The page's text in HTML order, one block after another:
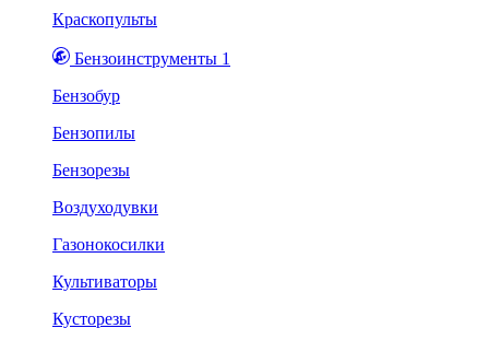
Краскопульты
Бензоинструменты 1
Бензобур
Бензопилы
Бензорезы
Воздуходувки
Газонокосилки
Культиваторы
Кусторезы